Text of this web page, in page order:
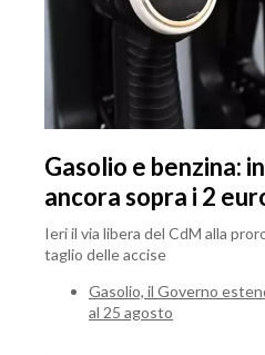
Gasolio e benzina:
ancora sopra i 2
Ieri il via libera del CdM alla
taglio delle accise
Gasolio, il Governo
al 25 agosto